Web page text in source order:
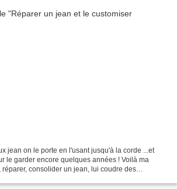
jean on le porte en l'usant jusqu'à la corde ...et
le garder encore quelques années ! Voilà ma
consolider un jean, lui coudre des